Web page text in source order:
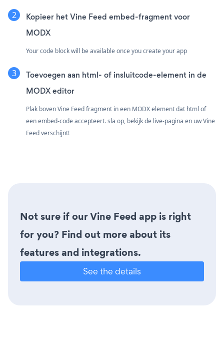
Kopieer het Vine Feed embed-fragment voor
MODX
Your code block will be available once you create your app
Toevoegen aan html- of insluitcode-element in de
MODX editor
Plak boven Vine Feed fragment in een MODX element dat html of
een embed-code accepteert. sla op, bekijk de live-pagina en uw Vine
Feed verschijnt!
Not sure if our Vine Feed app is right
for you? Find out more about its
features and integrations.
See the details